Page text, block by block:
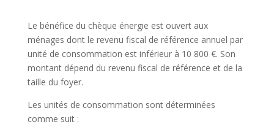
Le bénéfice du chèque énergie est ouvert aux
ménages dont le revenu fiscal de référence annuel par
unité de consommation est inférieur à 10 800 €. Son
montant dépend du revenu fiscal de référence et de la
taille du foyer.
Les unités de consommation sont déterminées
comme suit :